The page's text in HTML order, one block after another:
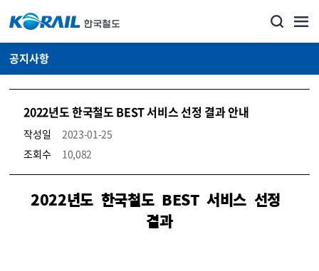
공지사항
2022년도 한국철도 BEST 서비스 선정 결과 안내
작성일
2023-01-25
조회수
10,082
뉴스·홍보_공지사항 상세보기 – 내용, 파일, 담당자 연락처로 구성
2022년도 한국철도 BEST 서비스 선정
결과